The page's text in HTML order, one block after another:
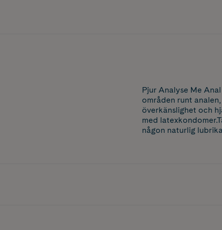
Pjur Analyse Me
områden runt
överkänslighet och
med
någon naturlig